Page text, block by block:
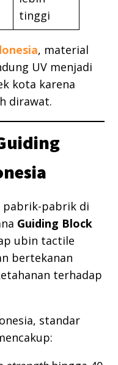
tinggi
, material
UV menjadi
kota karena
dirawat.
pabrik-pabrik di
Guiding Block
ubin tactile
bertekanan
terhadap
standar